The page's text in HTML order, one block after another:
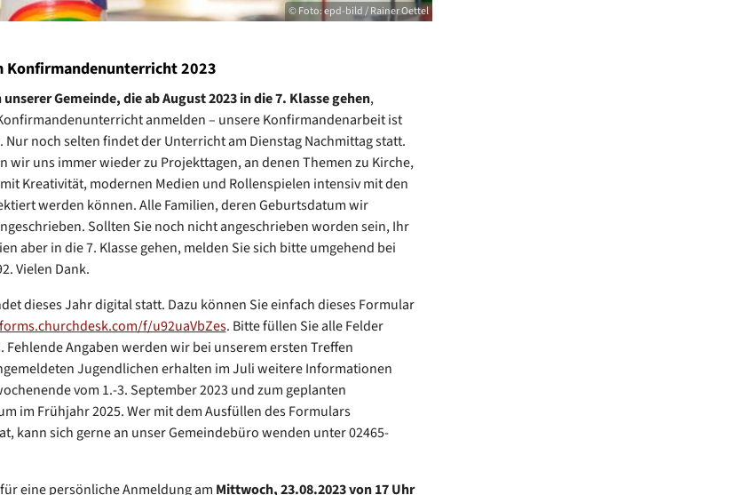
© Foto: epd-bild / Rainer Oettel
Konfirmandenunterricht 2023
Gemeinde, die ab August 2023 in die 7. Klasse gehen,
anmelden – unsere Konfirmandenarbeit ist
noch selten findet der Unterricht am Dienstag Nachmittag statt.
wir uns immer wieder zu Projekttagen, an denen Themen zu Kirche,
Kreativität, modernen Medien und Rollenspielen intensiv mit den
werden können. Alle Familien, deren Geburtsdatum wir
Sollten Sie noch nicht angeschrieben worden sein, Ihr
aber in die 7. Klasse gehen, melden Sie sich bitte umgehend bei
Vielen Dank.
dieses Jahr digital statt. Dazu können Sie einfach dieses Formular
f/u92uaVbZes. Bitte füllen Sie alle Felder
Fehlende Angaben werden wir bei unserem ersten Treffen
Jugendlichen erhalten im Juli weitere Informationen
vom 1.-3. September 2023 und zum geplanten
im Frühjahr 2025. Wer mit dem Ausfüllen des Formulars
kann sich gerne an unser Gemeindebüro wenden unter 02465-
eine persönliche Anmeldung am Mittwoch, 23.08.2023 von 17 Uhr